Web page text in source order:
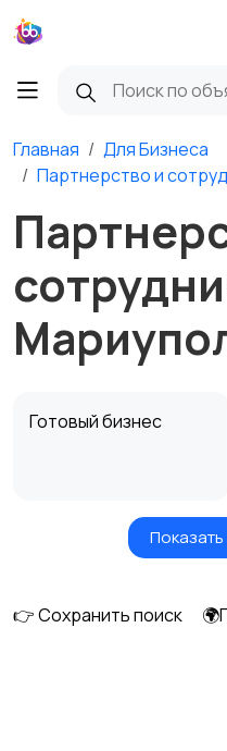
Главная
Для Бизнеса
Партнерство и
Готовый бизнес
ОборудованиеПоказать
👉 Сохранить поиск